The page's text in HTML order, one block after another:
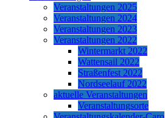
Veranstaltungen 2025
Veranstaltungen 2024
Veranstaltungen 2023
Veranstaltungen 2022
Wintermarkt 2022
Wattensail 2022
Straßenfest 2022
Nordseelauf 2022
aktuelle Veranstaltungen
Veranstaltungsorte